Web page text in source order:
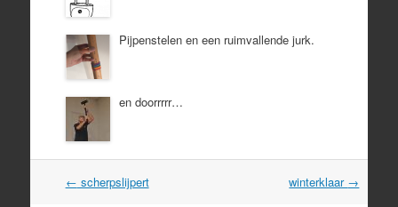
Pijpenstelen en een ruimvallende jurk.
en doorrrrr…
Post
← scherpslijpert winterklaar →